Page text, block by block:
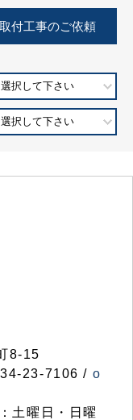
取付工事のご依頼
択して下さい
択して下さい
8-15
23-7106 / o
土曜日・日曜